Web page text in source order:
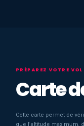
PRÉPAREZ VOTRE VOL
Carte
Cette carte permet de
que l'altitude maximum,